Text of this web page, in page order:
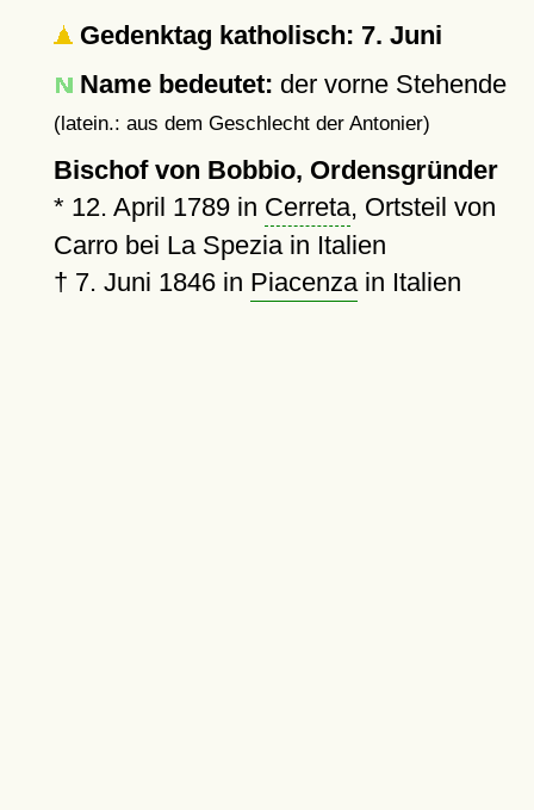
Gedenktag katholisch: 7. Juni
Name bedeutet: der vorne Stehende
(latein.: aus dem Geschlecht der Antonier)
Bischof von Bobbio, Ordensgründer
* 12. April 1789in Cerreta, Ortsteil von
Carro bei La Spezia in Italien
† 7. Juni 1846in Piacenzain Italien